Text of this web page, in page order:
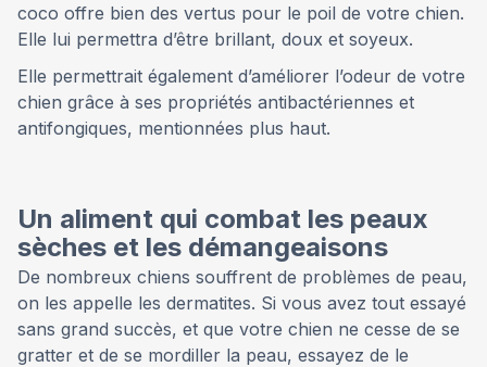
coco offre bien des vertus pour le poil de votre chien.
Elle lui permettra d’être brillant, doux et soyeux.
Elle permettrait également d’améliorer l’odeur de votre
chien grâce à ses propriétés antibactériennes et
antifongiques, mentionnées plus haut.
Un aliment qui combat les peaux
sèches et les démangeaisons
De nombreux chiens souffrent de problèmes de peau,
on les appelle les dermatites. Si vous avez tout essayé
sans grand succès, et que votre chien ne cesse de se
gratter et de se mordiller la peau, essayez de le